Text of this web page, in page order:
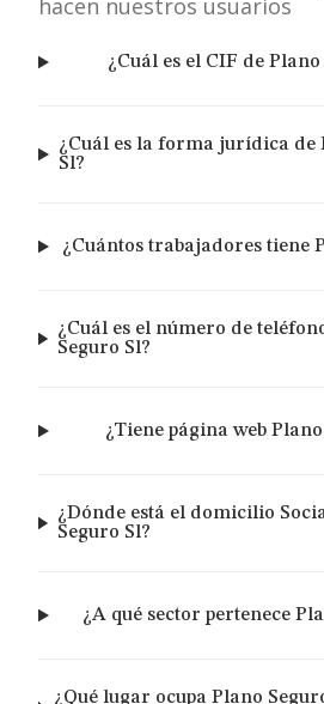
hacen nuestros usuarios
¿Cuál es el CIF de Plano
¿Cuál es la forma jurídica de
Sl?
¿Cuántos trabajadores tiene
¿Cuál es el número de
Seguro Sl?
¿Tiene página web
¿Dónde está el domicilio
Seguro Sl?
¿A qué sector pertenece
¿Qué lugar ocupa Plano